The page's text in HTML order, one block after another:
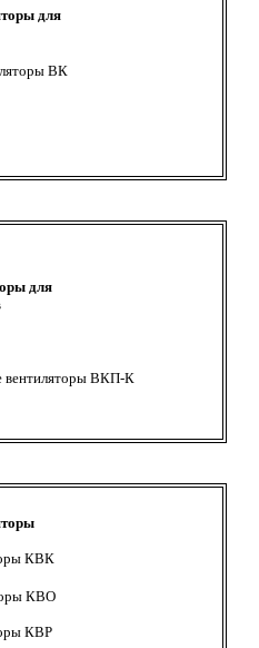
для
ВК
для
вентиляторы ВКП-К
КВК
КВО
КВР